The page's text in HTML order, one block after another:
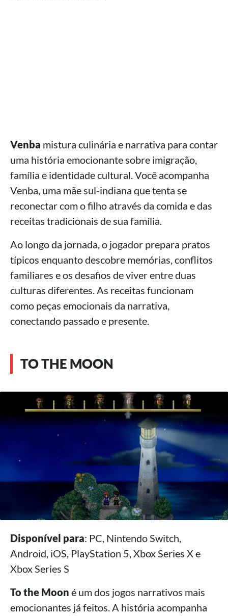
Venba mistura culinária e narrativa para contar
uma história emocionante sobre imigração,
família e identidade cultural. Você acompanha
Venba, uma mãe sul-indiana que tenta se
reconectar com o filho através da comida e das
receitas tradicionais de sua família.
Ao longo da jornada, o jogador prepara pratos
típicos enquanto descobre memórias, conflitos
familiares e os desafios de viver entre duas
culturas diferentes. As receitas funcionam
como peças emocionais da narrativa,
conectando passado e presente.
TO THE MOON
Disponível para: PC, Nintendo Switch,
Android, iOS, PlayStation 5, Xbox Series X e
Xbox Series S
To the Moon é um dos jogos narrativos mais
emocionantes já feitos. A história acompanha